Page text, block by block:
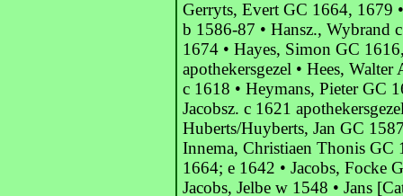
Gerryts, Evert GC 1664, 1679
b 1586-87 • Hansz., Wybrand
1674 • Hayes, Simon GC
apothekersgezel • Hees,
c 1618 • Heymans, Pieter GC
Jacobsz. c 1621
Huberts/Huyberts, Jan GC
Innema, Christiaen Thonis GC
1664; e 1642 • Jacobs, Focke
Jacobs, Jelbe w 1548 • Jans